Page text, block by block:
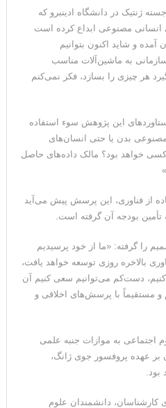
ژنتیک در دانشگاه ادینبرو که
مصنوعی ابداع کرده است
و شاید اکنون بتوانیم
به ماشین‌آلات مناسب
هر چیزی را بسازد، فکر نمی‌کنم
این پژوهش سوء استفاده
بدن یا حتی انسان‌های
خواهد بود؟ مالک داده‌های حاصل
از فناوری، این پرسش پیش می‌آید
بودجه آن گرفته است.
را گرفته: «ما از خود پرسیدیم
بالاخره روزی توسعه خواهد یافت،
کنیم، دست‌کم می‌توانیم سعی کنیم آن
و مستقیماً با پرسش‌های اخلاقی و
اجتماعی به‌ موازات جنبه علمی
بر عهده پروفسور جوی ژانگ،
کارشناسان، دانشمندان علوم